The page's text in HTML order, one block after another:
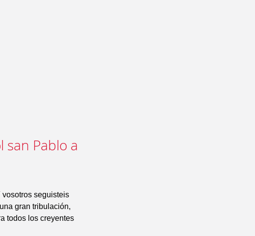
san Pablo a
vosotros seguisteis
gran tribulación,
todos los creyentes